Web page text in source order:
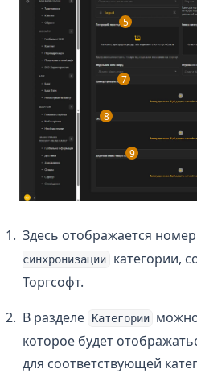
5
7
8
9
Здесь отображается номер
синхронизации
категории,
Торгсофт.
В разделе
Категории
которое будет
для соответствующей